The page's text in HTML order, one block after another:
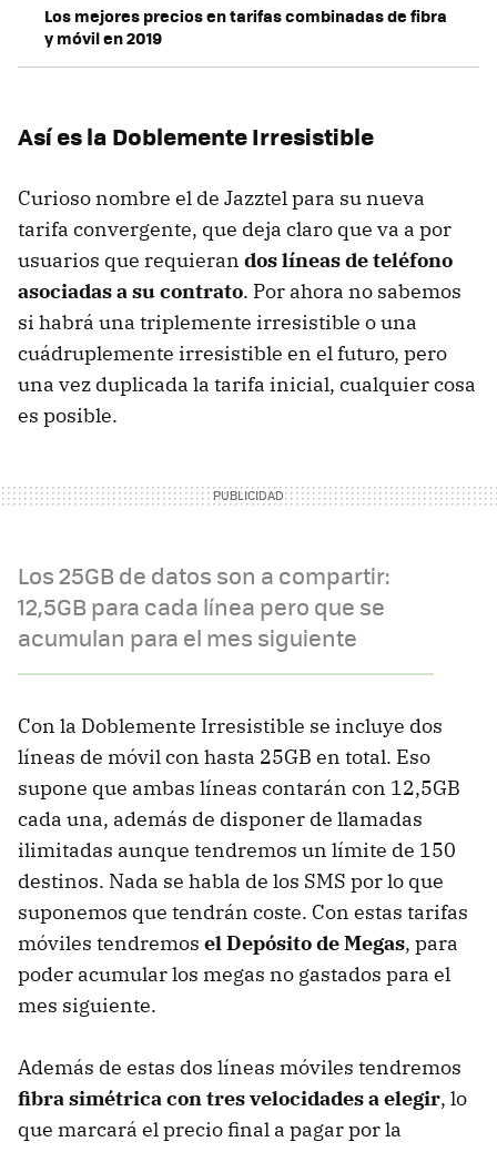
Los mejores precios en tarifas combinadas de fibra
y móvil en 2019
Así es la Doblemente Irresistible
Curioso nombre el de Jazztel para su nueva
tarifa convergente, que deja claro que va a por
usuarios que requieran dos líneas de teléfono
asociadas a su contrato. Por ahora no sabemos
si habrá una triplemente irresistible o una
cuádruplemente irresistible en el futuro, pero
una vez duplicada la tarifa inicial, cualquier cosa
es posible.
Los 25GB de datos son a compartir:
12,5GB para cada línea pero que se
acumulan para el mes siguiente
Con la Doblemente Irresistible se incluye dos
líneas de móvil con hasta 25GB en total. Eso
supone que ambas líneas contarán con 12,5GB
cada una, además de disponer de llamadas
ilimitadas aunque tendremos un límite de 150
destinos. Nada se habla de los SMS por lo que
suponemos que tendrán coste. Con estas tarifas
móviles tendremos el Depósito de Megas, para
poder acumular los megas no gastados para el
mes siguiente.
Además de estas dos líneas móviles tendremos
fibra simétrica con tres velocidades a elegir, lo
que marcará el precio final a pagar por la